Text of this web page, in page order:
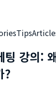
Tips
팅 강의:
?